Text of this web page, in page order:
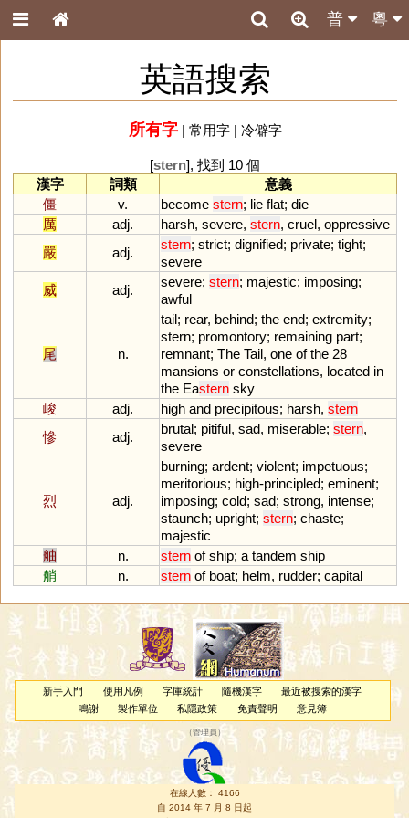
粵
普
英語搜索
所有字| 常用字| 冷僻字
[stern], 找到 10 個
漢字
詞類
意義
僵
v. become stern; lie flat; die
厲
adj. harsh, severe, stern, cruel, oppressive
嚴
adj.
stern; strict; dignified; private; tight;
severe
威
adj.
severe; stern; majestic; imposing;
awful
尾 n.
tail; rear, behind; the end; extremity;
stern; promontory; remaining part;
remnant; The Tail, one of the 28
mansions or constellations, located in
the Eastern sky
峻
adj. high and precipitous; harsh, stern
慘
adj.
brutal; pitiful, sad, miserable; stern,
severe
烈 adj.
burning; ardent; violent; impetuous;
meritorious; high-principled; eminent;
imposing; cold; sad; strong, intense;
staunch; upright; stern; chaste;
majestic
舳
n. stern of ship; a tandem ship
艄
n. stern of boat; helm, rudder; capital
新手入門 使用凡例 字庫統計 隨機漢字
最近被搜索的漢字
鳴謝
製作單位 私隱政策 免責聲明 意見簿
（管理員 ）
在線人數： 4166
自 2014 年 7 月 8 日起